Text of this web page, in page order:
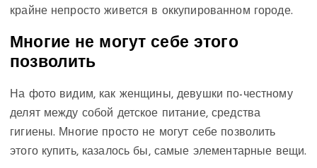
крайне непросто живется в оккупированном городе.
Многие не могут себе этого
позволить
На фото видим, как женщины, девушки по-честному
делят между собой детское питание, средства
гигиены. Многие просто не могут себе позволить
этого купить, казалось бы, самые элементарные вещи.